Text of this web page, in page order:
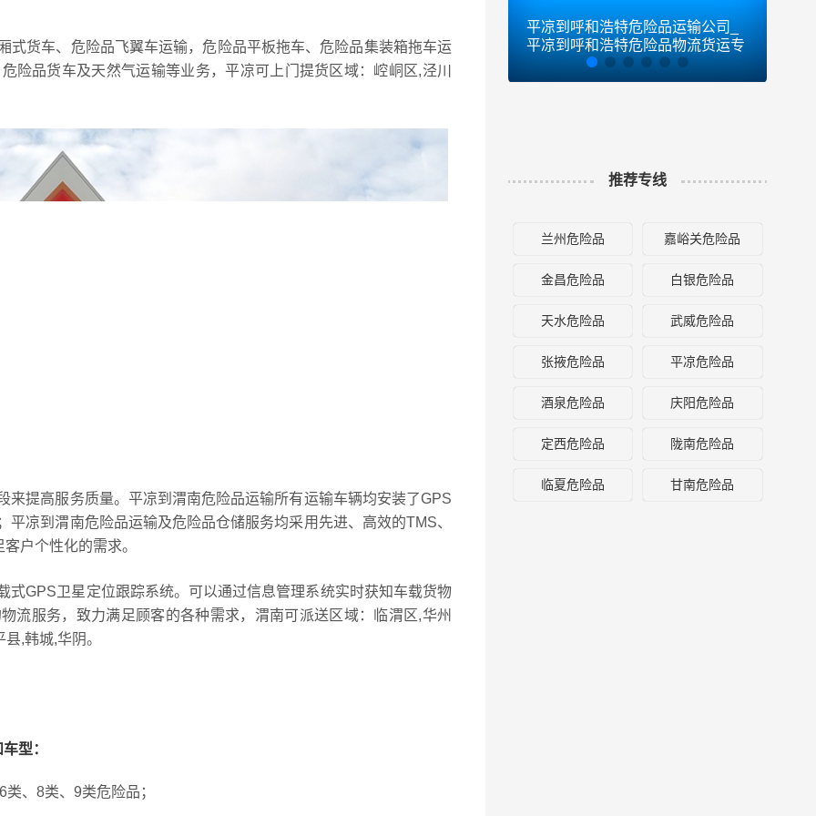
式货车、危险品飞翼车运输，危险品平板拖车、危险品集装箱拖车运
险品货车及天然气运输等业务，平凉可上门提货区域：崆峒区,泾川
来提高服务质量。平凉到渭南危险品运输所有运输车辆均安装了GPS
凉到渭南危险品运输及危险品仓储服务均采用先进、高效的TMS、
户个性化的需求。
式GPS卫星定位跟踪系统。可以通过信息管理系统实时获知车载货物
流服务，致力满足顾客的各种需求，渭南可派送区域：临渭区,华州
,韩城,华阴。
型：
、8类、9类危险品；
平凉到呼和浩特危险品运输公司_
平凉到呼和浩特危险品物流货运专
推荐专线
兰州危险品 嘉峪关危险品
金昌危险品 白银危险品
天水危险品 武威危险品
张掖危险品 平凉危险品
酒泉危险品 庆阳危险品
定西危险品 陇南危险品
临夏危险品 甘南危险品